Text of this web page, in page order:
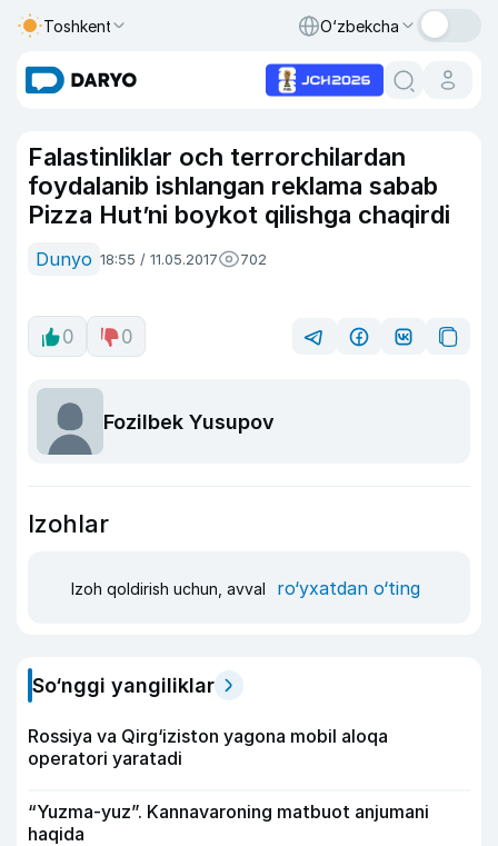
Toshkent O‘zbekcha
Falastinliklar och terrorchilardan
foydalanib ishlangan reklama sabab
Pizza Hut’ni boykot qilishga chaqirdi
Dunyo 18:55 / 11.05.2017 702
0 0
Fozilbek Yusupov
Izohlar
Izoh qoldirish uchun, avval ro‘yxatdan o‘ting
So‘nggi yangiliklar
Rossiya va Qirg‘iziston yagona mobil aloqa
operatori yaratadi
“Yuzma-yuz”. Kannavaroning matbuot anjumani
haqida